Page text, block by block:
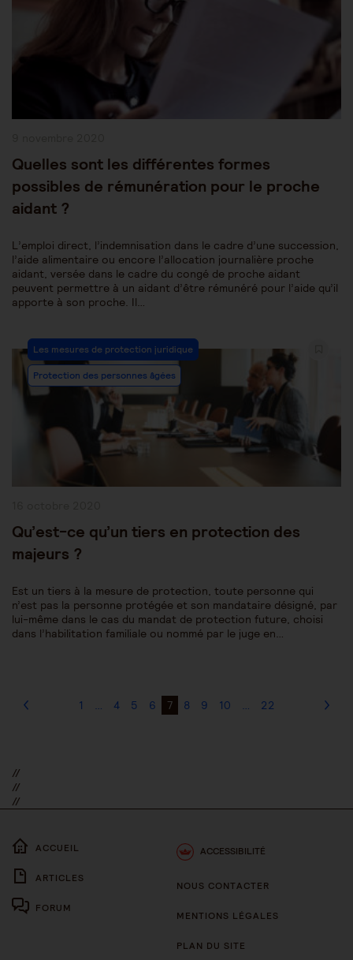
Quelles sont les différentes formes
possibles de rémunération pour le proche
aidant ?
L’emploi direct, l’indemnisation dans le cadre d’une succession,
l’aide alimentaire ou encore l’allocation journalière proche
aidant, versée dans le cadre du congé de proche aidant
peuvent permettre à un aidant d’être rémunéré pour l’aide qu’il
apporte à son proche. Il…
Post
Category:
Les mesures de protection juridique
Protection des personnes âgées
Qu’est-ce qu’un tiers en protection des
majeurs ?
Est un tiers à la mesure de protection, toute personne qui
n’est pas la personne protégée et son mandataire désigné, par
lui-même dans le cas du mandat de protection future, choisi
dans l’habilitation familiale ou nommé par le juge en…
1 … 4 5 6 7 8 9 10 … 22
//
//
//
ACCUEIL
ARTICLES
FORUM
ACCESSIBILITÉ
NOUS CONTACTER
MENTIONS LÉGALES
PLAN DU SITE